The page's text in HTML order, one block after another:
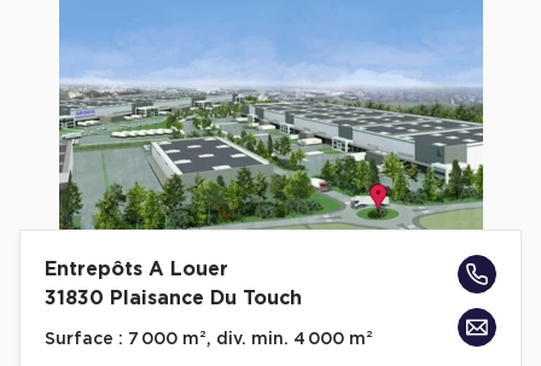
Entrepôts A Louer
31830 Plaisance Du Touch
Surface : 7 000 m², div. min. 4 000 m²